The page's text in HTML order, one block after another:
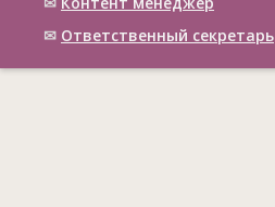
✉ Ответственный cекретарь